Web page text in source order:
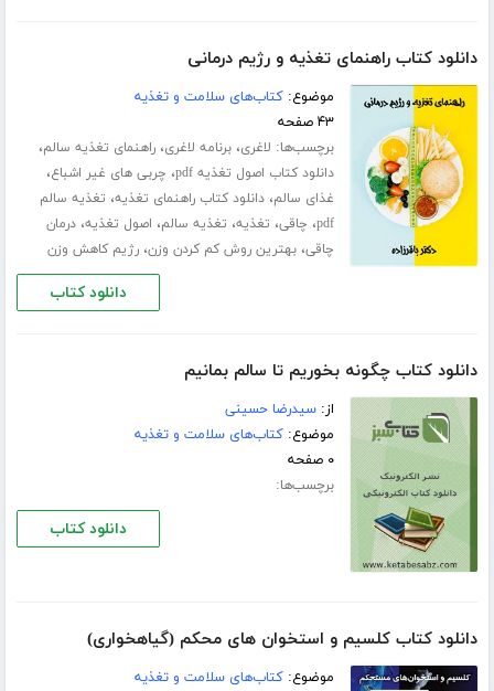
دانلود کتاب راهنمای تغذیه و رژیم درمانی
موضوع:کتاب‌های سلامت و تغذیه
۴۳ صفحه
برچسب‌ها: لاغری،برنامه لاغری،راهنمای تغذیه سالم،
دانلود کتاب اصول تغذیه pdf ، چربی های غیر اشباع،
غذای سالم،دانلود کتاب راهنمای تغذیه، تغذیه سالم
pdf، چاقی، تغذیه، تغذیه سالم، اصول تغذیه،درمان
چاقی،بهترین روش کم کردن وزن،رژیم کاهش وزن
دانلود کتاب
دانلود کتاب چگونه بخوریم تا سالم بمانیم
از:سیدرضا حسینى
موضوع:کتاب‌های سلامت و تغذیه
۰ صفحه
برچسب‌ها:
دانلود کتاب
دانلود کتاب کلسیم و استخوان های محکم (گیاهخواری)
موضوع:کتاب‌های سلامت و تغذیه